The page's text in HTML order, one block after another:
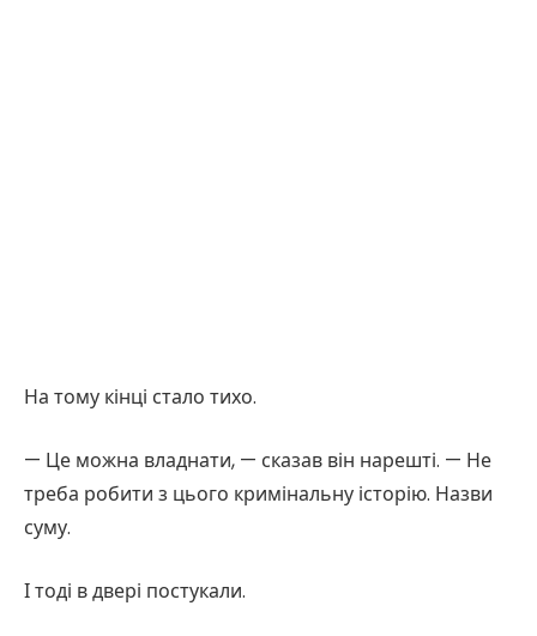
На тому кінці стало тихо.
— Це можна владнати, — сказав він нарешті. — Не
треба робити з цього кримінальну історію. Назви
суму.
І тоді в двері постукали.